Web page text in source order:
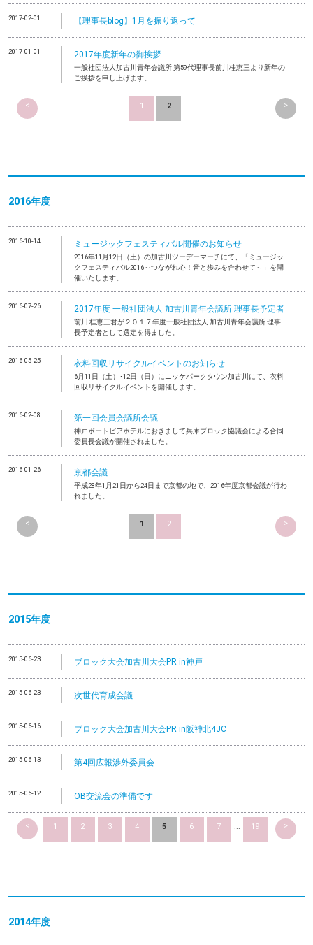
2017-02-01 【理事長blog】1月を振り返って
2017-01-01 2017年度新年の御挨拶
一般社団法人加古川青年会議所 第59代理事長前川桂恵三より新年の
ご挨拶を申し上げます。
< 1 2 >
2016年度
2016-10-14 ミュージックフェスティバル開催のお知らせ
2016年11月12日（土）の加古川ツーデーマーチにて、「ミュージッ
クフェスティバル2016～つながれ心！音と歩みを合わせて～」を開
催いたします。
2016-07-26 2017年度 一般社団法人 加古川青年会議所 理事長予定者
前川 桂恵三君が２０１７年度一般社団法人 加古川青年会議所 理事
長予定者として選定を得ました。
2016-05-25 衣料回収リサイクルイベントのお知らせ
6月11日（土）･12日（日）にニッケパークタウン加古川にて、衣料
回収リサイクルイベントを開催します。
2016-02-08 第一回会員会議所会議
神戸ポートピアホテルにおきまして兵庫ブロック協議会による合同
委員長会議が開催されました。
2016-01-26 京都会議
平成28年1月21日から24日まで京都の地で、2016年度京都会議が行わ
れました。
< 1 2 >
2015年度
2015-06-23 ブロック大会加古川大会PR in神戸
2015-06-23 次世代育成会議
2015-06-16 ブロック大会加古川大会PR in阪神北4JC
2015-06-13 第4回広報渉外委員会
2015-06-12 OB交流会の準備です
< 1 2 3 4 5 6 7 ... 19 >
2014年度